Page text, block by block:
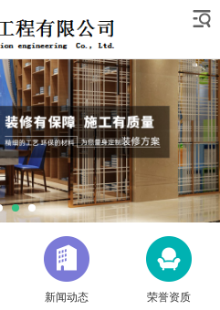
新闻动态 荣誉资质